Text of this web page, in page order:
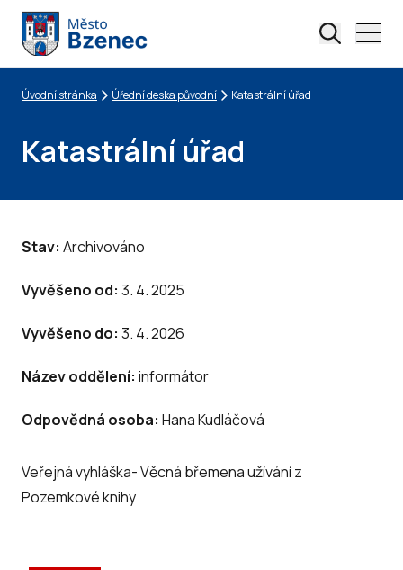
Drobečková navigace
Úvodní stránka Úřední deska původní Katastrální úřad
Katastrální úřad
Stav: Archivováno
Vyvěšeno od: 3. 4. 2025
Vyvěšeno do: 3. 4. 2026
Název oddělení: informátor
Odpovědná osoba: Hana Kudláčová
Veřejná vyhláška- Věcná břemena užívání z
Pozemkové knihy